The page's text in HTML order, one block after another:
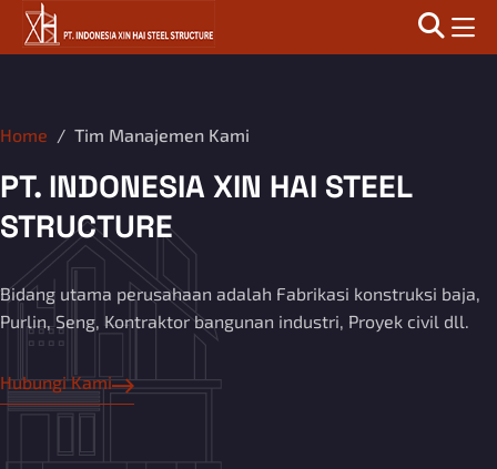
Home Tim Manajemen Kami
PT. INDONESIA XIN HAI STEEL
STRUCTURE
Bidang utama perusahaan adalah Fabrikasi konstruksi baja,
Purlin, Seng, Kontraktor bangunan industri, Proyek civil dll.
Hubungi Kami